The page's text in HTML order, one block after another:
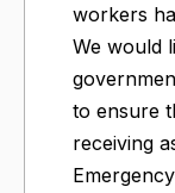
workers
We would
to ensure
receiving